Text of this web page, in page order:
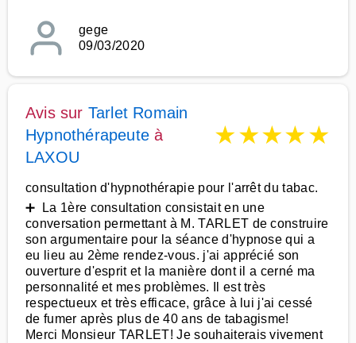
gege
09/03/2020
Avis sur Tarlet Romain
Hypnothérapeute à
LAXOU
★★★★★
consultation d'hypnothérapie pour l'arrêt du tabac.
➕ La 1ère consultation consistait en une
conversation permettant à M. TARLET de construire
son argumentaire pour la séance d'hypnose qui a
eu lieu au 2ème rendez-vous. j'ai apprécié son
ouverture d'esprit et la manière dont il a cerné ma
personnalité et mes problèmes. Il est très
respectueux et très efficace, grâce à lui j'ai cessé
de fumer après plus de 40 ans de tabagisme!
Merci Monsieur TARLET! Je souhaiterais vivement